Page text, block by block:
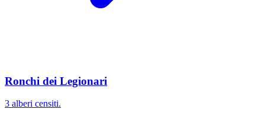
Ronchi dei Legionari
3 alberi censiti.